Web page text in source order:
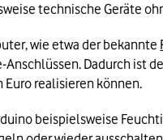
technische Geräte
wie etwa der bekannte
Dadurch ist
realisieren können.
beispielsweise